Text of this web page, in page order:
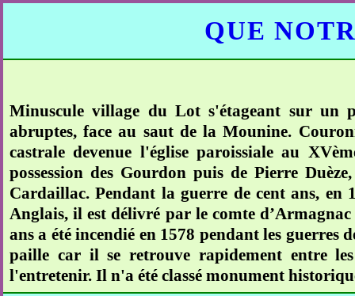
QUE
Minuscule village du Lot s'étageant sur un
abruptes, face au saut de la Mounine.
castrale devenue l'église paroissiale au
possession des Gourdon puis de Pierre
Cardaillac. Pendant la guerre de cent ans, en
Anglais, il est délivré par le comte
ans a été incendié en 1578 pendant les guerres
paille car il se retrouve rapidement entre
l'entretenir. Il n'a été classé monument